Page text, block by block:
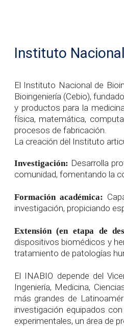
Instituto
El Instituto Nacional de
Bioingeniería (Cebio),
y productos para la
física, matemática,
procesos de fabricación.
La creación del Instituto
Investigación: Desarrolla
comunidad, fomentando la
Formación académica:
investigación, propiciando
Extensión (en etapa de
dispositivos biomédicos y
tratamiento de patologías
El INABIO depende del
Ingeniería, Medicina,
más grandes de
investigación equipados
experimentales, un área de